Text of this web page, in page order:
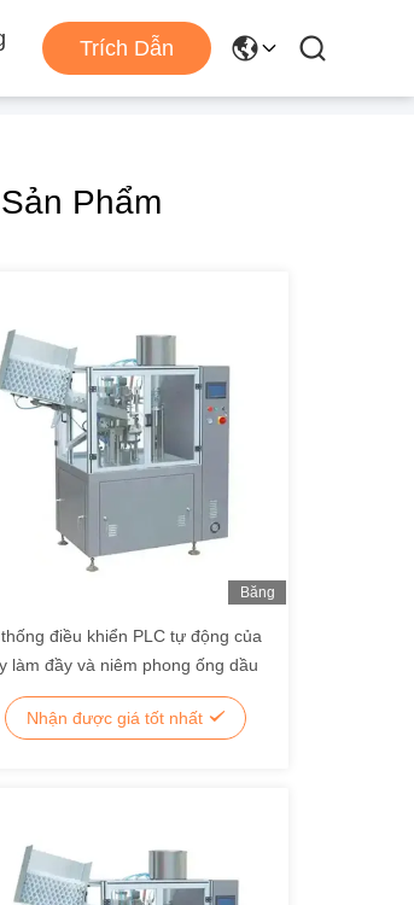
Trích Dẫn
Phẩm
Băng
điều khiển PLC tự động của
làm đầy và niêm phong ống dầu
Nhận được giá tốt nhất